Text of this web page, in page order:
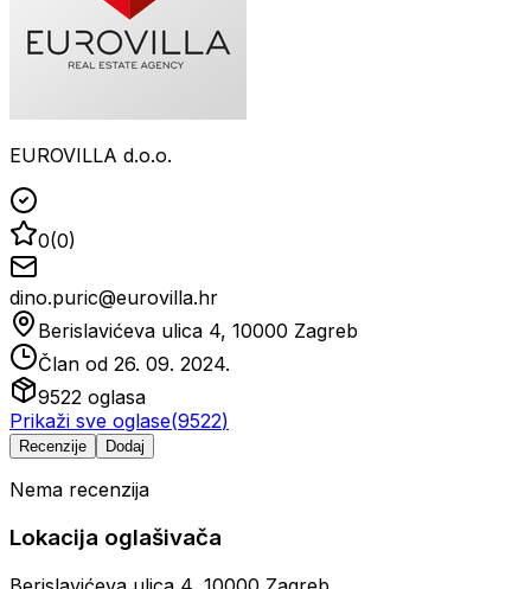
EUROVILLA d.o.o.
0(0)
dino.puric@eurovilla.hr
Berislavićeva ulica 4, 10000 Zagreb
Član od 26. 09. 2024.
9522 oglasa
Prikaži sve oglase(9522)
Recenzije Dodaj
Nema recenzija
Lokacija oglašivača